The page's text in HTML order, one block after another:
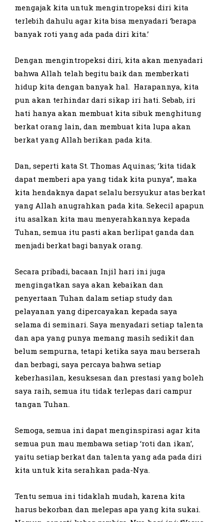
mengajak kita untuk mengintropeksi diri kita
terlebih dahulu agar kita bisa menyadari ‘berapa
banyak roti yang ada pada diri kita.’
Dengan mengintropeksi diri, kita akan menyadari
bahwa Allah telah begitu baik dan memberkati
hidup kita dengan banyak hal. Harapannya, kita
pun akan terhindar dari sikap iri hati. Sebab, iri
hati hanya akan membuat kita sibuk menghitung
berkat orang lain, dan membuat kita lupa akan
berkat yang Allah berikan pada kita.
Dan, seperti kata St. Thomas Aquinas; ‘kita tidak
dapat memberi apa yang tidak kita punya”, maka
kita hendaknya dapat selalu bersyukur atas berkat
yang Allah anugrahkan pada kita. Sekecil apapun
itu asalkan kita mau menyerahkannya kepada
Tuhan, semua itu pasti akan berlipat ganda dan
menjadi berkat bagi banyak orang.
Secara pribadi, bacaan Injil hari ini juga
mengingatkan saya akan kebaikan dan
penyertaan Tuhan dalam setiap study dan
pelayanan yang dipercayakan kepada saya
selama di seminari. Saya menyadari setiap talenta
dan apa yang punya memang masih sedikit dan
belum sempurna, tetapi ketika saya mau berserah
dan berbagi, saya percaya bahwa setiap
keberhasilan, kesuksesan dan prestasi yang boleh
saya raih, semua itu tidak terlepas dari campur
tangan Tuhan.
Semoga, semua ini dapat menginspirasi agar kita
semua pun mau membawa setiap ‘roti dan ikan’,
yaitu setiap berkat dan talenta yang ada pada diri
kita untuk kita serahkan pada-Nya.
Tentu semua ini tidaklah mudah, karena kita
harus bekorban dan melepas apa yang kita sukai.